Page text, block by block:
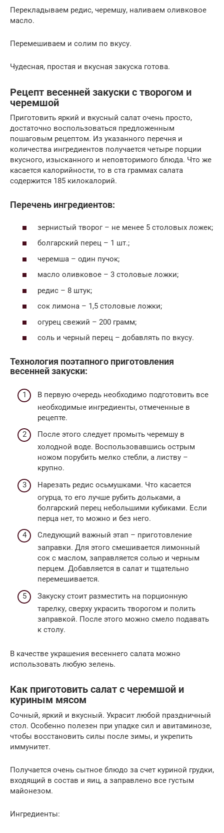
Перекладываем редис, черемшу, наливаем оливковое
масло.
Перемешиваем и солим по вкусу.
Чудесная, простая и вкусная закуска готова.
Рецепт весенней закуски с творогом и
черемшой
Приготовить яркий и вкусный салат очень просто,
достаточно воспользоваться предложенным
пошаговым рецептом. Из указанного перечня и
количества ингредиентов получается четыре порции
вкусного, изысканного и неповторимого блюда. Что же
касается калорийности, то в ста граммах салата
содержится 185 килокалорий.
Перечень ингредиентов:
зернистый творог – не менее 5 столовых ложек;
болгарский перец – 1 шт.;
черемша – один пучок;
масло оливковое – 3 столовые ложки;
редис – 8 штук;
сок лимона – 1,5 столовые ложки;
огурец свежий – 200 грамм;
соль и черный перец – добавлять по вкусу.
Технология поэтапного приготовления
весенней закуски:
В первую очередь необходимо подготовить все
необходимые ингредиенты, отмеченные в
рецепте.
После этого следует промыть черемшу в
холодной воде. Воспользовавшись острым
ножом порубить мелко стебли, а листву –
крупно.
Нарезать редис осьмушками. Что касается
огурца, то его лучше рубить дольками, а
болгарский перец небольшими кубиками. Если
перца нет, то можно и без него.
Следующий важный этап – приготовление
заправки. Для этого смешивается лимонный
сок с маслом, заправляется солью и черным
перцем. Добавляется в салат и тщательно
перемешивается.
Закуску стоит разместить на порционную
тарелку, сверху украсить творогом и полить
заправкой. После этого можно смело подавать
к столу.
В качестве украшения весеннего салата можно
использовать любую зелень.
Как приготовить салат с черемшой и
куриным мясом
Сочный, яркий и вкусный. Украсит любой праздничный
стол. Особенно полезен при упадке сил и авитаминозе,
чтобы восстановить силы после зимы, и укрепить
иммунитет.
Получается очень сытное блюдо за счет куриной грудки,
входящий в состав и яиц, а заправлено все густым
майонезом.
Ингредиенты: